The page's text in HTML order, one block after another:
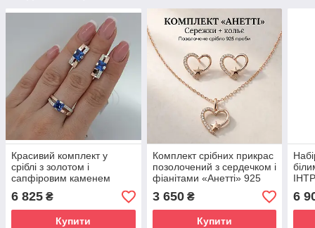
Красивий комплект у
сріблі з золотом і
сапфіровим каменем
АНЕТТА (проба 925/375)
6 825 ₴
Купити
Комплект срібних прикрас
позолочений з сердечком і
фіанітами «Анетті» 925
проба / Набір сережки і
підвіска кольє жіночий
3 650₴
Купити
6